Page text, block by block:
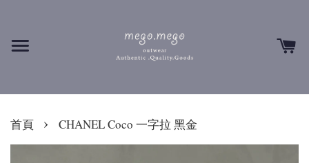
首頁 › CHANEL Coco 一字拉 黑金